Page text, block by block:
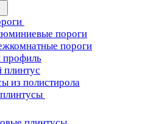
пороги
пороги
профиль
плинтус
из полистирола